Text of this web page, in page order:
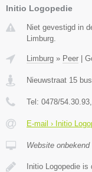
Initio Logopedie
Niet gevestigd in
Limburg.
Limburg » Peer
Nieuwstraat 15
Tel: 0478/54.30.93
E-mail › Initio
Website onbekend
Initio Logopedie